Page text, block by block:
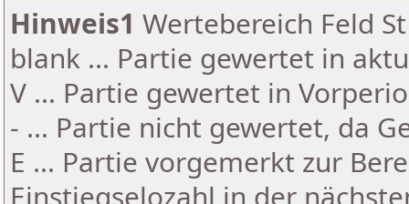
Hinweis1 Wertebereich Feld
blank ... Partie gewertet in
V ... Partie gewertet in
- ... Partie nicht gewertet, da
E ... Partie vorgemerkt zur
Einstiegselozahl in der